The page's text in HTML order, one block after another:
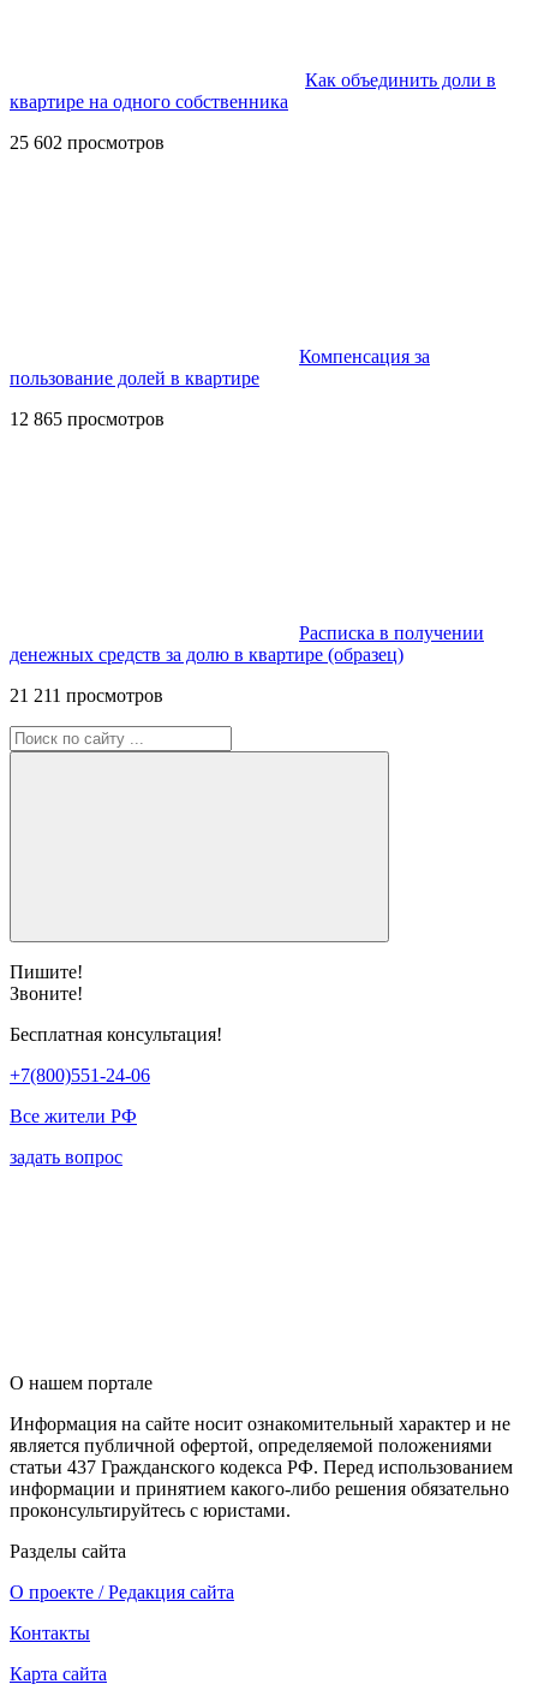
Как объединить доли в
квартире на одного собственника
25 602 просмотров
Компенсация за
пользование долей в квартире
12 865 просмотров
Расписка в получении
денежных средств за долю в квартире (образец)
21 211 просмотров
Пишите!
Звоните!
Бесплатная консультация!
+7(800)551-24-06
Все жители РФ
задать вопрос
О нашем портале
Информация на сайте носит ознакомительный характер и не
является публичной офертой, определяемой положениями
статьи 437 Гражданского кодекса РФ. Перед использованием
информации и принятием какого-либо решения обязательно
проконсультируйтесь с юристами.
Разделы сайта
О проекте / Редакция сайта
Контакты
Карта сайта